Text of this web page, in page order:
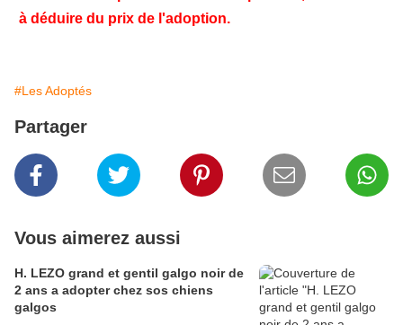
à déduire du prix de l'adoption.
#Les Adoptés
Partager
Vous aimerez aussi
H. LEZO grand et gentil galgo noir de
2 ans a adopter chez sos chiens
galgos